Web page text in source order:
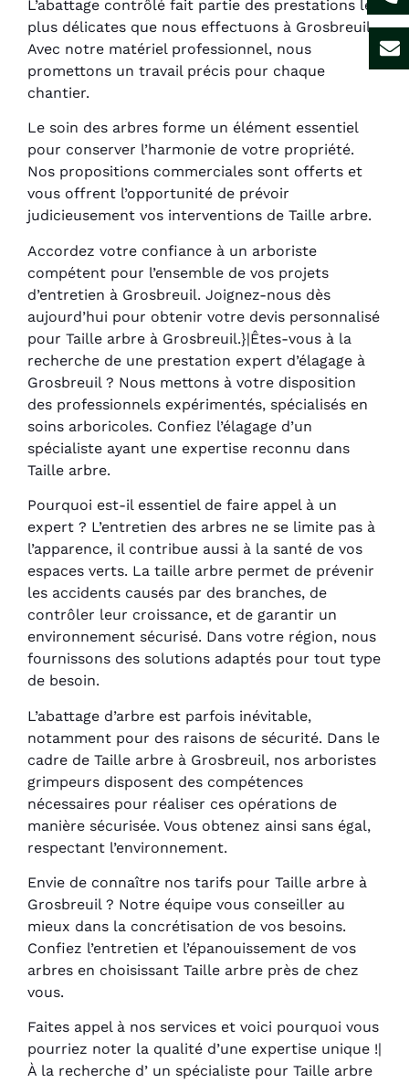
L’abattage contrôlé fait partie des prestations les
plus délicates que nous effectuons à Grosbreuil.
Avec notre matériel professionnel, nous
promettons un travail précis pour chaque
chantier.
Le soin des arbres forme un élément essentiel
pour conserver l’harmonie de votre propriété.
Nos propositions commerciales sont offerts et
vous offrent l’opportunité de prévoir
judicieusement vos interventions de Taille arbre.
Accordez votre confiance à un arboriste
compétent pour l’ensemble de vos projets
d’entretien à Grosbreuil. Joignez-nous dès
aujourd’hui pour obtenir votre devis personnalisé
pour Taille arbre à Grosbreuil.}|Êtes-vous à la
recherche de une prestation expert d’élagage à
Grosbreuil ? Nous mettons à votre disposition
des professionnels expérimentés, spécialisés en
soins arboricoles. Confiez l’élagage d’un
spécialiste ayant une expertise reconnu dans
Taille arbre.
Pourquoi est-il essentiel de faire appel à un
expert ? L’entretien des arbres ne se limite pas à
l’apparence, il contribue aussi à la santé de vos
espaces verts. La taille arbre permet de prévenir
les accidents causés par des branches, de
contrôler leur croissance, et de garantir un
environnement sécurisé. Dans votre région, nous
fournissons des solutions adaptés pour tout type
de besoin.
L’abattage d’arbre est parfois inévitable,
notamment pour des raisons de sécurité. Dans le
cadre de Taille arbre à Grosbreuil, nos arboristes
grimpeurs disposent des compétences
nécessaires pour réaliser ces opérations de
manière sécurisée. Vous obtenez ainsi sans égal,
respectant l’environnement.
Envie de connaître nos tarifs pour Taille arbre à
Grosbreuil ? Notre équipe vous conseiller au
mieux dans la concrétisation de vos besoins.
Confiez l’entretien et l’épanouissement de vos
arbres en choisissant Taille arbre près de chez
vous.
Faites appel à nos services et voici pourquoi vous
pourriez noter la qualité d’une expertise unique !|
À la recherche d’ un spécialiste pour Taille arbre